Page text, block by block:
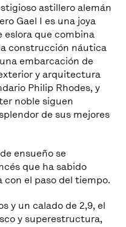
astillero alemán
Gael I es una joya
eslora que combina
construcción náutica
embarcación de
y arquitectura
Philip Rhodes, y
noble siguen
de sus mejores
ensueño se
que ha sabido
con el paso del tiempo.
y un calado de 2,9, el
y superestructura,